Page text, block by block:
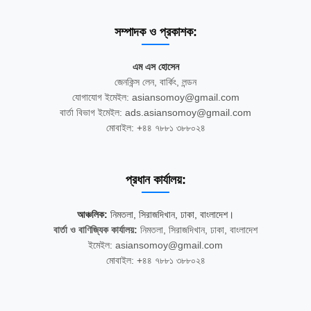
সম্পাদক ও প্রকাশক:
এম এস হোসেন
জেনকিন্স লেন, বার্কিং, লন্ডন
যোগাযোগ ইমেইল: asiansomoy@gmail.com
বার্তা বিভাগ ইমেইল: ads.asiansomoy@gmail.com
মোবাইল: +৪৪ ৭৮৮১ ৩৮৮০২৪
প্রধান কার্যালয়:
আঞ্চলিক: নিমতলা, সিরাজদিখান, ঢাকা, বাংলাদেশ।
বার্তা ও বাণিজ্যিক কার্যালয়: নিমতলা, সিরাজদিখান, ঢাকা, বাংলাদেশ
ইমেইল: asiansomoy@gmail.com
মোবাইল: +৪৪ ৭৮৮১ ৩৮৮০২৪